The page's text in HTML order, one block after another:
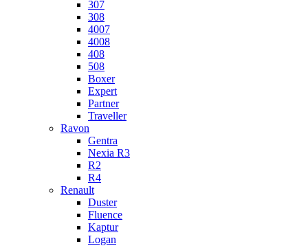
307
308
4007
4008
408
508
Boxer
Expert
Partner
Traveller
Ravon
Gentra
Nexia R3
R2
R4
Renault
Duster
Fluence
Kaptur
Logan